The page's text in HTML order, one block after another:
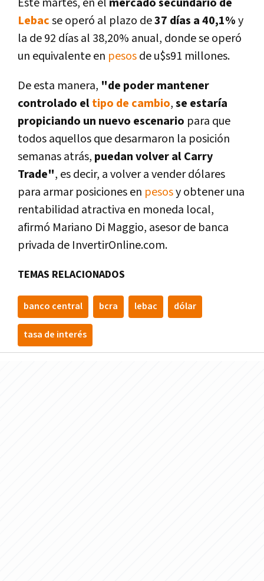
Este martes, en el mercado secundario de
Lebacse operó al plazo de37 dí­as a 40,1%y
la de 92 dí­as al 38,20% anual, donde se operó
un equivalente en pesosde u$s91 millones.
De esta manera, "de poder mantener
controlado eltipo de cambio,se estarí­a
propiciando un nuevo escenario para que
todos aquellos que desarmaron la posición
semanas atrás, puedan volver al Carry
Trade", es decir, a volver a vender dólares
para armar posiciones en pesosy obtener una
rentabilidad atractiva en moneda local,
afirmó Mariano Di Maggio, asesor de banca
privada de InvertirOnline.com.
TEMAS RELACIONADOS
banco central bcra lebac dólar
tasa de interés